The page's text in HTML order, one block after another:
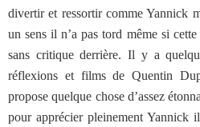
divertir et ressortir comme Yannick
un sens il n’a pas tord même si
sans critique derrière. Il y a
réflexions et films de Quentin
propose quelque chose d’assez
pour apprécier pleinement Yannick